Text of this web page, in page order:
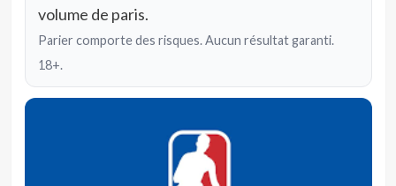
volume de paris.
Parier comporte des risques. Aucun résultat garanti.
18+.